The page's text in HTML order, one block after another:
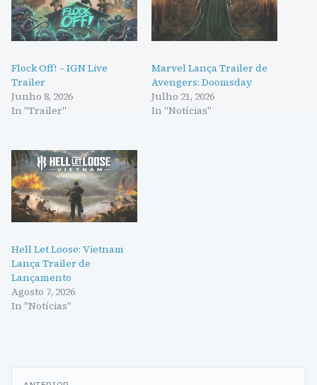
Flock Off! – IGN Live
Trailer
Junho 8, 2026
In "Trailer"
Marvel Lança Trailer de
Avengers: Doomsday
Julho 21, 2026
In "Notícias"
Hell Let Loose: Vietnam
Lança Trailer de
Lançamento
Agosto 7, 2026
In "Notícias"
Navegação